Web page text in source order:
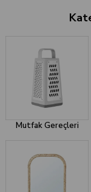
Mutfak Gereçleri